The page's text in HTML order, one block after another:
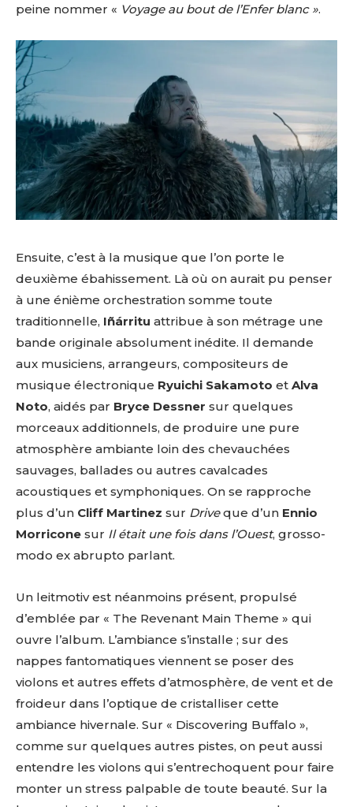
peine nommer « Voyage au bout de l’Enfer blanc ».
Ensuite, c’est à la musique que l’on porte le
deuxième ébahissement. Là où on aurait pu penser
à une énième orchestration somme toute
traditionnelle, Iñárritu attribue à son métrage une
bande originale absolument inédite. Il demande
aux musiciens, arrangeurs, compositeurs de
musique électronique Ryuichi Sakamoto et Alva
Noto, aidés par Bryce Dessner sur quelques
morceaux additionnels, de produire une pure
atmosphère ambiante loin des chevauchées
sauvages, ballades ou autres cavalcades
acoustiques et symphoniques. On se rapproche
plus d’un Cliff Martinez sur Driveque d’un Ennio
Morricone sur Il était une fois dans l’Ouest, grosso-
modo ex abrupto parlant.
Un leitmotiv est néanmoins présent, propulsé
d’emblée par « The Revenant Main Theme » qui
ouvre l’album. L’ambiance s’installe ; sur des
nappes fantomatiques viennent se poser des
violons et autres effets d’atmosphère, de vent et de
froideur dans l’optique de cristalliser cette
ambiance hivernale. Sur « Discovering Buffalo »,
comme sur quelques autres pistes, on peut aussi
entendre les violons qui s’entrechoquent pour faire
monter un stress palpable de toute beauté. Sur la